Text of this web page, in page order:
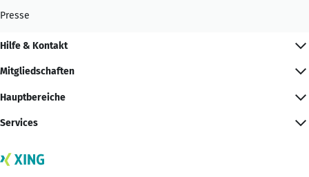
Presse
Hilfe & Kontakt
Mitgliedschaften
Hauptbereiche
Services